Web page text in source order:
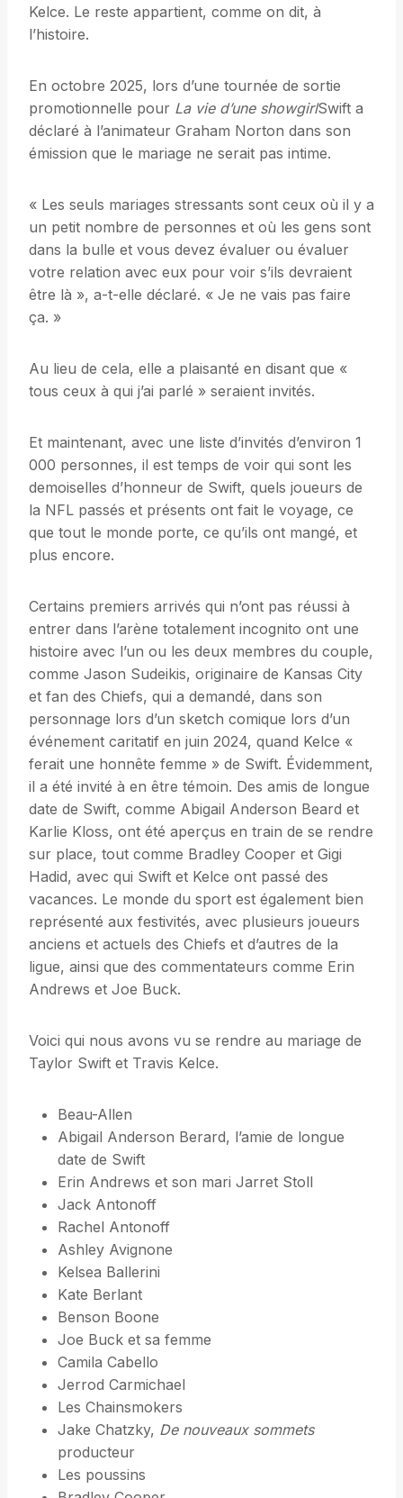
Kelce. Le reste appartient, comme on dit, à
l’histoire.
En octobre 2025, lors d’une tournée de sortie
promotionnelle pour La vie d’une showgirlSwift a
déclaré à l’animateur Graham Norton dans son
émission que le mariage ne serait pas intime.
« Les seuls mariages stressants sont ceux où il y a
un petit nombre de personnes et où les gens sont
dans la bulle et vous devez évaluer ou évaluer
votre relation avec eux pour voir s’ils devraient
être là », a-t-elle déclaré. « Je ne vais pas faire
ça. »
Au lieu de cela, elle a plaisanté en disant que «
tous ceux à qui j’ai parlé » seraient invités.
Et maintenant, avec une liste d’invités d’environ 1
000 personnes, il est temps de voir qui sont les
demoiselles d’honneur de Swift, quels joueurs de
la NFL passés et présents ont fait le voyage, ce
que tout le monde porte, ce qu’ils ont mangé, et
plus encore.
Certains premiers arrivés qui n’ont pas réussi à
entrer dans l’arène totalement incognito ont une
histoire avec l’un ou les deux membres du couple,
comme Jason Sudeikis, originaire de Kansas City
et fan des Chiefs, qui a demandé, dans son
personnage lors d’un sketch comique lors d’un
événement caritatif en juin 2024, quand Kelce «
ferait une honnête femme » de Swift. Évidemment,
il a été invité à en être témoin. Des amis de longue
date de Swift, comme Abigail Anderson Beard et
Karlie Kloss, ont été aperçus en train de se rendre
sur place, tout comme Bradley Cooper et Gigi
Hadid, avec qui Swift et Kelce ont passé des
vacances. Le monde du sport est également bien
représenté aux festivités, avec plusieurs joueurs
anciens et actuels des Chiefs et d’autres de la
ligue, ainsi que des commentateurs comme Erin
Andrews et Joe Buck.
Voici qui nous avons vu se rendre au mariage de
Taylor Swift et Travis Kelce.
Beau-Allen
Abigail Anderson Berard, l’amie de longue
date de Swift
Erin Andrews et son mari Jarret Stoll
Jack Antonoff
Rachel Antonoff
Ashley Avignone
Kelsea Ballerini
Kate Berlant
Benson Boone
Joe Buck et sa femme
Camila Cabello
Jerrod Carmichael
Les Chainsmokers
Jake Chatzky, De nouveaux sommets
producteur
Les poussins